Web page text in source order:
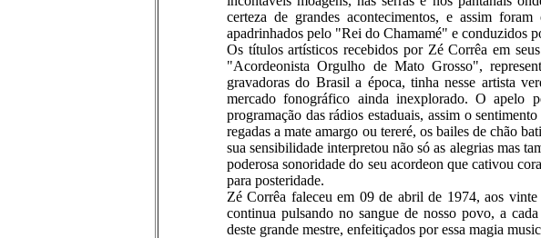
certeza de grandes acontecimentos, e assim
apadrinhados pelo "Rei do Chamamé" e conduzidos
Os títulos artísticos recebidos por Zé Corrêa em
"Acordeonista Orgulho de Mato Grosso",
gravadoras do Brasil a época, tinha nesse artista
mercado fonográfico ainda inexplorado. O apelo
programação das rádios estaduais, assim o
regadas a mate amargo ou tereré, os bailes de chão
sua sensibilidade interpretou não só as alegrias mas
poderosa sonoridade do seu acordeon que cativou
para posteridade.
Zé Corrêa faleceu em 09 de abril de 1974, aos
continua pulsando no sangue de nosso povo, a
deste grande mestre, enfeitiçados por essa magia